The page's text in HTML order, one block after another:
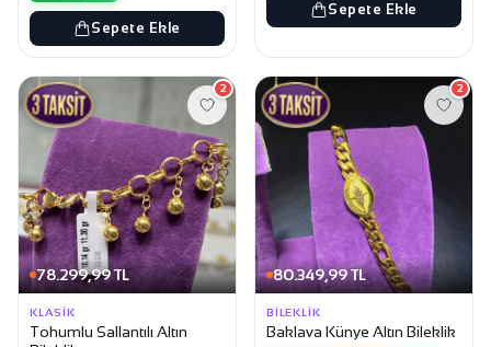
Sepete Ekle
Sepete Ekle
78.299,99 TL
2
KLASIK
Tohumlu Sallantılı Altın
80.349,99 TL
2
BILEKLIK
Baklava Künye Altın Bileklik